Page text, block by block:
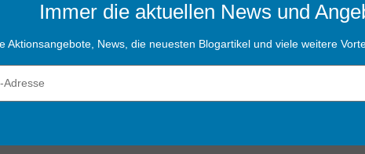
Immer die aktuellen News und
Aktionsangebote, News, die neuesten Blogartikel und viele weitere